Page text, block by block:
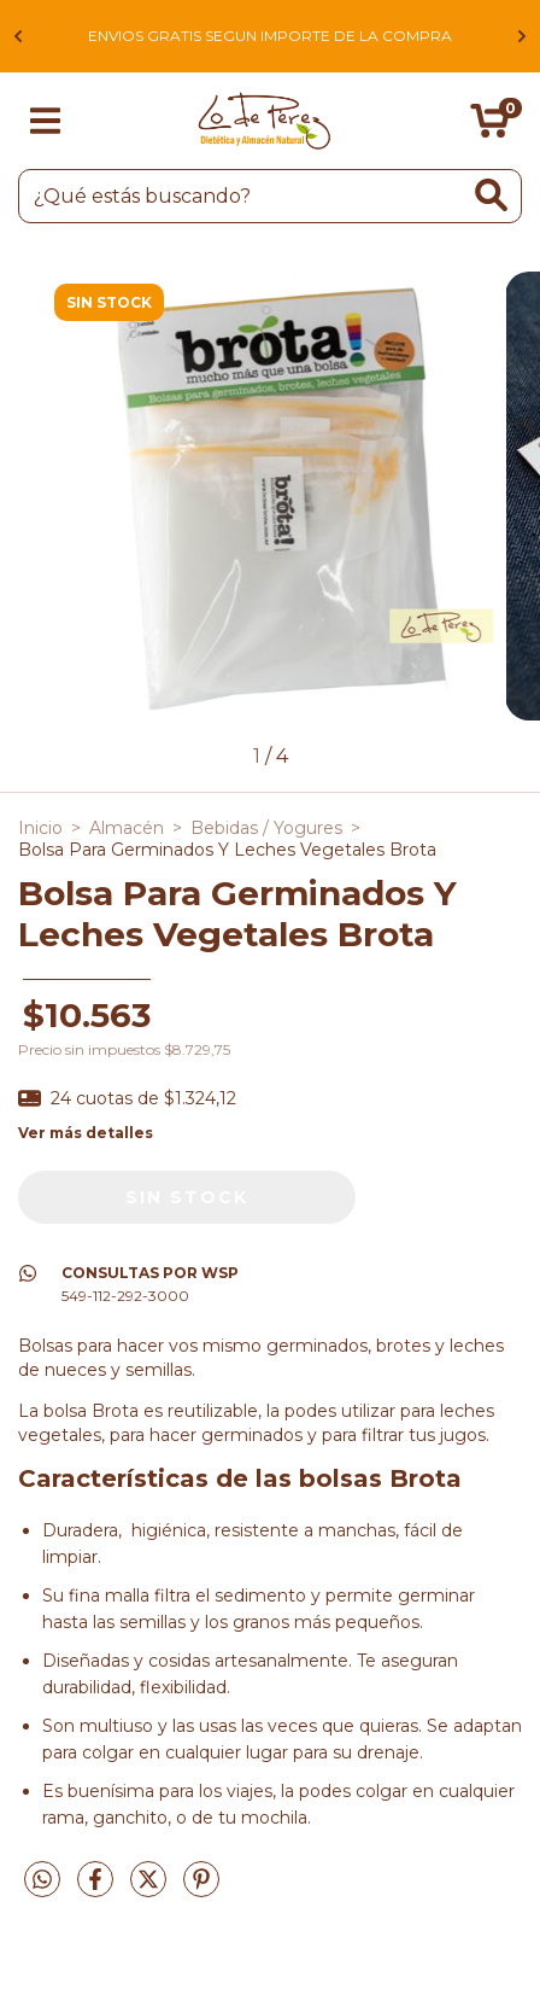
ENVIOS GRATIS SEGUN IMPORTE DE LA COMPRA
0
SIN STOCK
1 /4
Inicio > Almacén > Bebidas / Yogures >
Bolsa Para Germinados Y Leches Vegetales Brota
Bolsa Para Germinados Y
Leches Vegetales Brota
$10.563
Precio sin impuestos $8.729,75
24 cuotas de $1.324,12
Ver más detalles
CONSULTAS POR WSP
549-112-292-3000
Bolsas para hacer vos mismo germinados, brotes y leches
de nueces y semillas.
La bolsa Brota es reutilizable, la podes utilizar para leches
vegetales, para hacer germinados y para filtrar tus jugos.
Características de las bolsas Brota
Duradera, higiénica, resistente a manchas, fácil de
limpiar.
Su fina malla filtra el sedimento y permite germinar
hasta las semillas y los granos más pequeños.
Diseñadas y cosidas artesanalmente. Te aseguran
durabilidad, flexibilidad.
Son multiuso y las usas las veces que quieras. Se adaptan
para colgar en cualquier lugar para su drenaje.
Es buenísima para los viajes, la podes colgar en cualquier
rama, ganchito, o de tu mochila.